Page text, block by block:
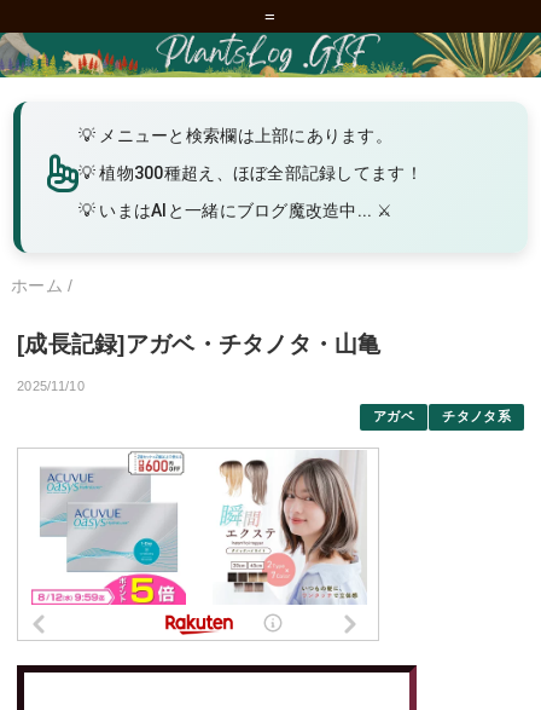
=
メニューと検索欄は上部にあります。
植物300種超え、ほぼ全部記録してます！
いまはAIと一緒にブログ魔改造中... ⚔️
ホーム /
[成長記録]アガベ・チタノタ・山亀
2025/11/10
アガベ チタノタ系